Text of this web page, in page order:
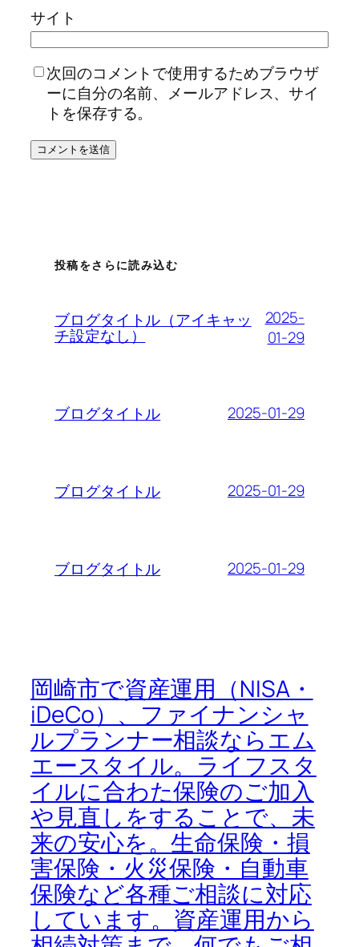
サイト
次回のコメントで使用するためブラウザ
ーに自分の名前、メールアドレス、サイ
トを保存する。
投稿をさらに読み込む
ブログタイトル（アイキャッ
チ設定なし）
2025-
01-29
ブログタイトル 2025-01-29
ブログタイトル 2025-01-29
ブログタイトル 2025-01-29
岡崎市で資産運用（NISA・
iDeCo）、ファイナンシャ
ルプランナー相談ならエム
エースタイル。ライフスタ
イルに合わた保険のご加入
や見直しをすることで、未
来の安心を。生命保険・損
害保険・火災保険・自動車
保険など各種ご相談に対応
しています。資産運用から